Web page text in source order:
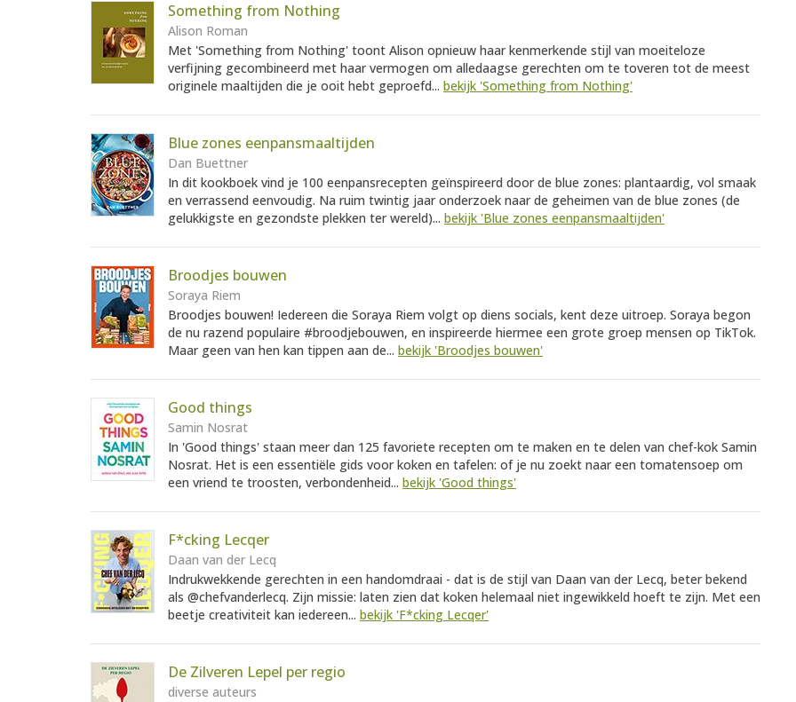
Something from Nothing
Alison Roman
Met 'Something from Nothing' toont Alison opnieuw haar kenmerkende stijl van moeiteloze
verfijning gecombineerd met haar vermogen om alledaagse gerechten om te toveren tot de meest
originele maaltijden die je ooit hebt geproefd... bekijk 'Something from Nothing'
Blue zones eenpansmaaltijden
Dan Buettner
In dit kookboek vind je 100 eenpansrecepten geïnspireerd door de blue zones: plantaardig, vol smaak
en verrassend eenvoudig. Na ruim twintig jaar onderzoek naar de geheimen van de blue zones (de
gelukkigste en gezondste plekken ter wereld)... bekijk 'Blue zones eenpansmaaltijden'
Broodjes bouwen
Soraya Riem
Broodjes bouwen! Iedereen die Soraya Riem volgt op diens socials, kent deze uitroep. Soraya begon
de nu razend populaire #broodjebouwen, en inspireerde hiermee een grote groep mensen op TikTok.
Maar geen van hen kan tippen aan de... bekijk 'Broodjes bouwen'
Good things
Samin Nosrat
In 'Good things' staan meer dan 125 favoriete recepten om te maken en te delen van chef-kok Samin
Nosrat. Het is een essentiële gids voor koken en tafelen: of je nu zoekt naar een tomatensoep om
een vriend te troosten, verbondenheid... bekijk 'Good things'
F*cking Lecqer
Daan van der Lecq
Indrukwekkende gerechten in een handomdraai - dat is de stijl van Daan van der Lecq, beter bekend
als @chefvanderlecq. Zijn missie: laten zien dat koken helemaal niet ingewikkeld hoeft te zijn. Met een
beetje creativiteit kan iedereen... bekijk 'F*cking Lecqer'
De Zilveren Lepel per regio
diverse auteurs